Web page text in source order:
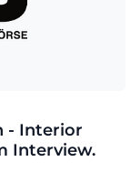
- Interior
Interview.